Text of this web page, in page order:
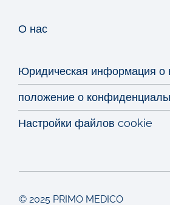
О нас
Юридическая информация о
положение о
Настройки файлов cookie
© 2025 PRIMO MEDICO